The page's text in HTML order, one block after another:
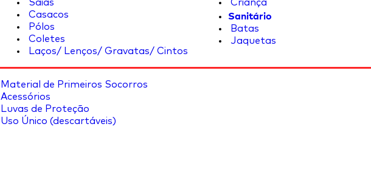
Saias
Casacos
Pólos
Coletes
Laços/ Lenços/ Gravatas/ Cintos
Criança
Sanitário
Batas
Jaquetas
Material de Primeiros Socorros
Acessórios
Luvas de Proteção
Uso Único (descartáveis)